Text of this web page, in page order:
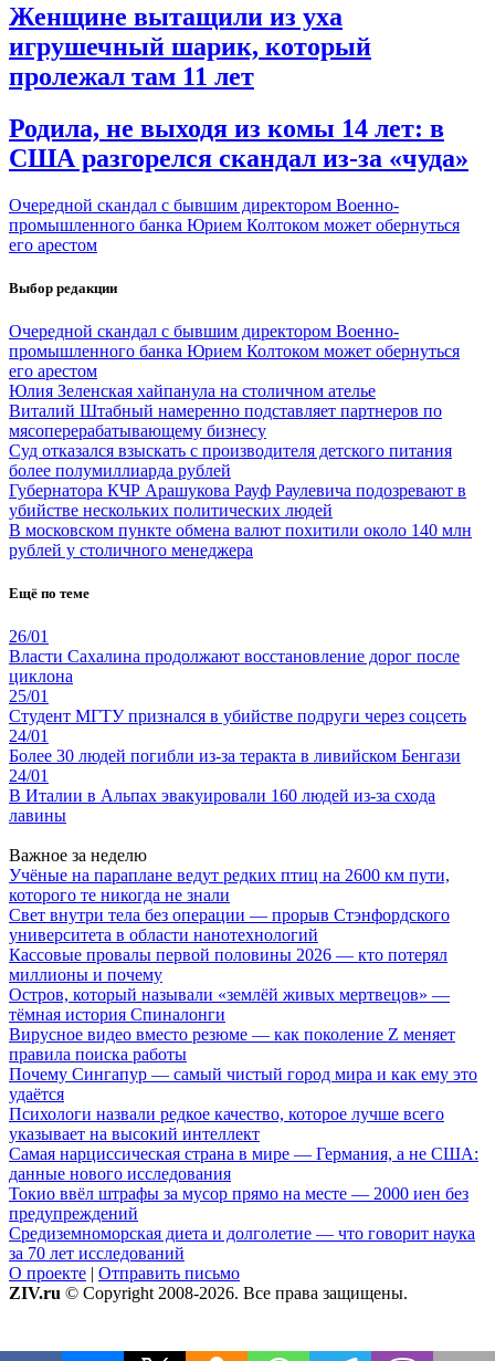
Женщине вытащили из уха
игрушечный шарик, который
пролежал там 11 лет
Родила, не выходя из комы 14 лет: в
США разгорелся скандал из-за «чуда»
Очередной скандал с бывшим директором Военно-
промышленного банка Юрием Колтоком может обернуться
его арестом
Выбор редакции
Очередной скандал с бывшим директором Военно-
промышленного банка Юрием Колтоком может обернуться
его арестом
Юлия Зеленская хайпанула на столичном ателье
Виталий Штабный намеренно подставляет партнеров по
мясоперерабатывающему бизнесу
Суд отказался взыскать с производителя детского питания
более полумиллиарда рублей
Губернатора КЧР Арашукова Рауф Раулевича подозревают в
убийстве нескольких политических людей
В московском пункте обмена валют похитили около 140 млн
рублей у столичного менеджера
Ещё по теме
26/01
Власти Сахалина продолжают восстановление дорог после
циклона
25/01
Студент МГТУ признался в убийстве подруги через соцсеть
24/01
Более 30 людей погибли из-за теракта в ливийском Бенгази
24/01
В Италии в Альпах эвакуировали 160 людей из-за схода
лавины
Важное за неделю
Учёные на параплане ведут редких птиц на 2600 км пути,
которого те никогда не знали
Свет внутри тела без операции — прорыв Стэнфордского
университета в области нанотехнологий
Кассовые провалы первой половины 2026 — кто потерял
миллионы и почему
Остров, который называли «землёй живых мертвецов» —
тёмная история Спиналонги
Вирусное видео вместо резюме — как поколение Z меняет
правила поиска работы
Почему Сингапур — самый чистый город мира и как ему это
удаётся
Психологи назвали редкое качество, которое лучше всего
указывает на высокий интеллект
Самая нарциссическая страна в мире — Германия, а не США:
данные нового исследования
Токио ввёл штрафы за мусор прямо на месте — 2000 иен без
предупреждений
Средиземноморская диета и долголетие — что говорит наука
за 70 лет исследований
О проекте | Отправить письмо
ZIV.ru © Copyright 2008-2026. Все права защищены.